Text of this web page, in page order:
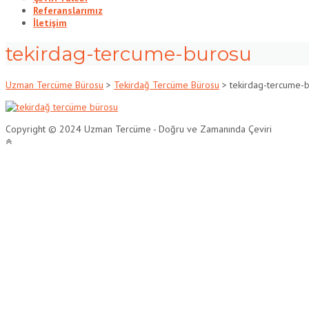
Referanslarımız
İletişim
tekirdag-tercume-burosu
Uzman Tercüme Bürosu > Tekirdağ Tercüme Bürosu >tekirdag-tercume-
Copyright © 2024 Uzman Tercüme - Doğru ve Zamanında Çeviri